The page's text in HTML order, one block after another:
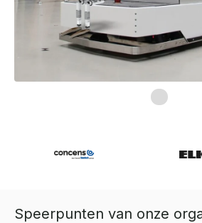
Speerpunten van onze